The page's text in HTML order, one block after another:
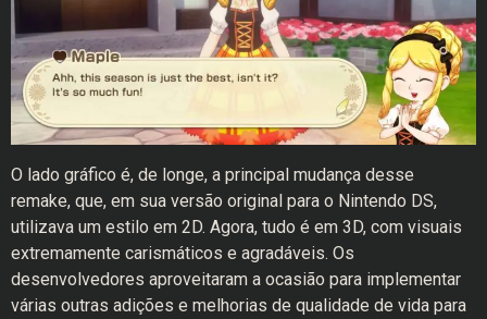
O lado gráfico é, de longe, a principal mudança desse
remake, que, em sua versão original para o Nintendo DS,
utilizava um estilo em 2D. Agora, tudo é em 3D, com visuais
extremamente carismáticos e agradáveis. Os
desenvolvedores aproveitaram a ocasião para implementar
várias outras adições e melhorias de qualidade de vida para